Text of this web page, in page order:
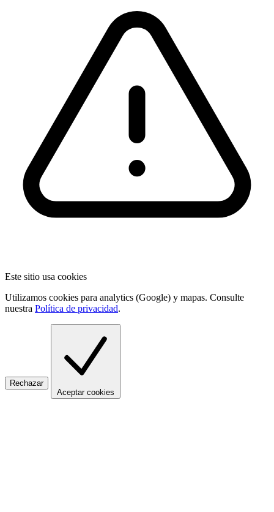
Este sitio usa cookies
Utilizamos cookies para analytics (Google) y mapas. Consulte
nuestra Política de privacidad.
Rechazar
Aceptar cookies